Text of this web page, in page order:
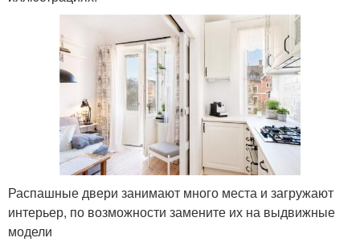
Распашные двери занимают много места и загружают
интерьер, по возможности замените их на выдвижные
модели